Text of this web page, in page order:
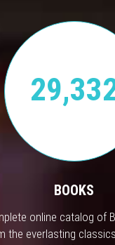
BOOKS
online catalog of
the everlasting